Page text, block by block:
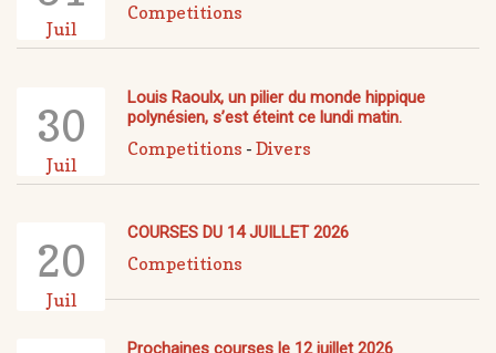
Juil
Competitions
30
Juil
Louis Raoulx, un pilier du monde hippique
polynésien, s’est éteint ce lundi matin.
Competitions - Divers
20
Juil
COURSES DU 14 JUILLET 2026
Competitions
Prochaines courses le 12 juillet 2026